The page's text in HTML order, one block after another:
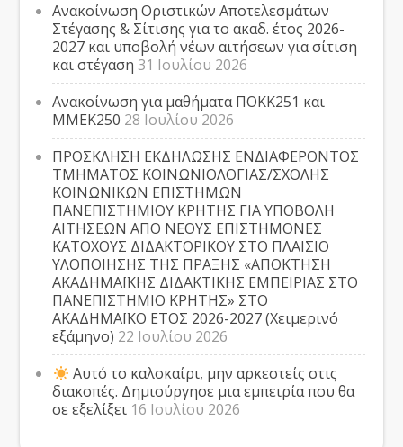
Ανακοίνωση Οριστικών Αποτελεσμάτων
Στέγασης & Σίτισης για το ακαδ. έτος 2026-
2027 και υποβολή νέων αιτήσεων για σίτιση
και στέγαση 31 Ιουλίου 2026
Ανακοίνωση για μαθήματα ΠΟΚΚ251 και
ΜΜΕΚ250 28 Ιουλίου 2026
ΠΡΟΣΚΛΗΣΗ ΕΚΔΗΛΩΣΗΣ ΕΝΔΙΑΦΕΡΟΝΤΟΣ
ΤΜΗΜΑΤΟΣ ΚΟΙΝΩΝΙΟΛΟΓΙΑΣ/ΣΧΟΛΗΣ
ΚΟΙΝΩΝΙΚΩΝ ΕΠΙΣΤΗΜΩΝ
ΠΑΝΕΠΙΣΤΗΜΙΟΥ ΚΡΗΤΗΣ ΓΙΑ ΥΠΟΒΟΛΗ
ΑΙΤΗΣΕΩΝ ΑΠΟ ΝΕΟΥΣ ΕΠΙΣΤΗΜΟΝΕΣ
ΚΑΤΟΧΟΥΣ ΔΙΔΑΚΤΟΡΙΚΟΥ ΣΤΟ ΠΛΑΙΣΙΟ
ΥΛΟΠΟΙΗΣΗΣ ΤΗΣ ΠΡΑΞΗΣ «ΑΠΟΚΤΗΣΗ
ΑΚΑΔΗΜΑΪΚΗΣ ΔΙΔΑΚΤΙΚΗΣ ΕΜΠΕΙΡΙΑΣ ΣΤΟ
ΠΑΝΕΠΙΣΤΗΜΙΟ ΚΡΗΤΗΣ» ΣΤΟ
ΑΚΑΔΗΜΑΪΚΟ ΕΤΟΣ 2026-2027 (Χειμερινό
εξάμηνο) 22 Ιουλίου 2026
Αυτό το καλοκαίρι, μην αρκεστείς στις
διακοπές. Δημιούργησε μια εμπειρία που θα
σε εξελίξει 16 Ιουλίου 2026